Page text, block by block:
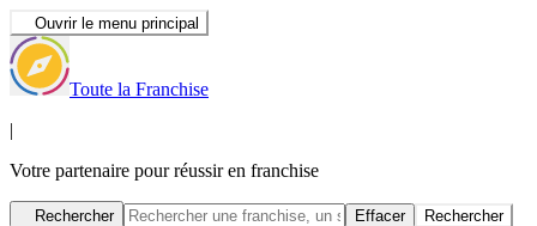
Ouvrir le menu principal
Toute la Franchise
|
Votre partenaire pour réussir en franchise
Rechercher Effacer Rechercher